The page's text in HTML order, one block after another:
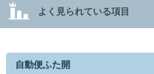
よく見られている項目
自動便ふた開